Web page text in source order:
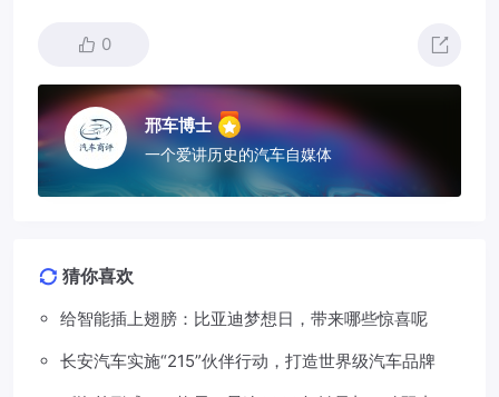
0
邢车博士
一个爱讲历史的汽车自媒体
猜你喜欢
给智能插上翅膀：比亚迪梦想日，带来哪些惊喜呢
长安汽车实施“215”伙伴行动，打造世界级汽车品牌